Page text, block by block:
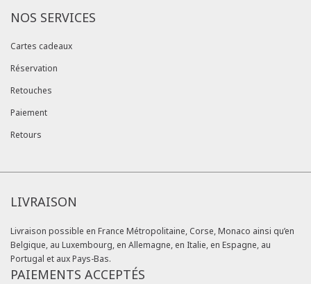
NOS SERVICES
Cartes cadeaux
Réservation
Retouches
Paiement
Retours
LIVRAISON
Livraison possible en France Métropolitaine, Corse, Monaco ainsi qu’en
Belgique, au Luxembourg, en Allemagne, en Italie, en Espagne, au
Portugal et aux Pays-Bas.
PAIEMENTS ACCEPTÉS